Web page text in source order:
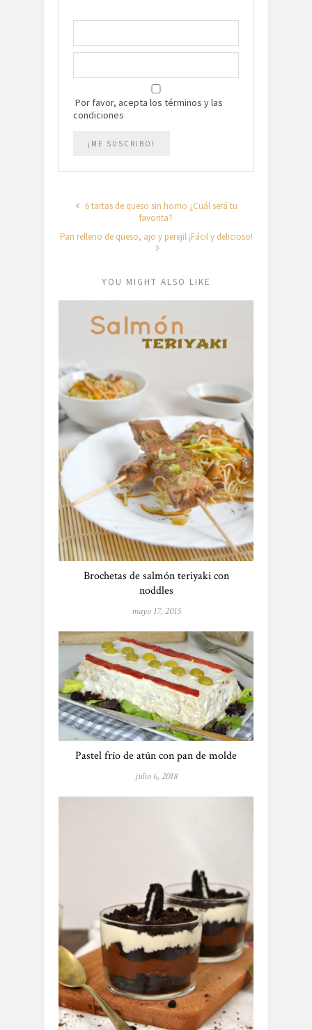
Por favor, acepta los términos y las
condiciones
6 tartas de queso sin horno ¿Cuál será tu
favorita?
Pan relleno de queso, ajo y perejil ¡Fácil y delicioso!
YOU MIGHT ALSO LIKE
Brochetas de salmón teriyaki con
noddles
mayo 17, 2015
Pastel frío de atún con pan de molde
julio 6, 2018